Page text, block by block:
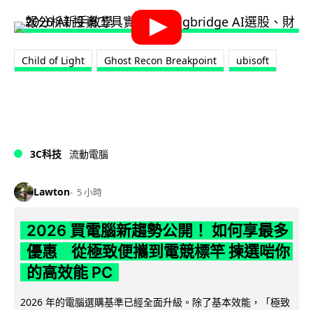
Child of Light Ghost Recon Breakpoint ubisoft
3C科技 流動電腦
Lawton 5 小時
2026 買電腦新趨勢公開！ 如何享最多
優惠 從極致便攜到電競標竿 揀選啱你
的高效能 PC
2026 年的電腦選購基準已經全面升級。除了基本效能，「極致